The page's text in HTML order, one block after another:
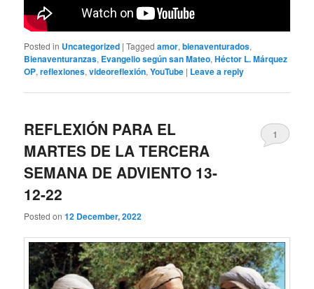
Posted in Uncategorized |Tagged amor,bienaventurados,
Bienaventuranzas, Evangelio según san Mateo,Héctor L. Márquez
OP,reflexiones,videoreflexión,YouTube | Leave a reply
REFLEXIÓN PARA EL
MARTES DE LA TERCERA
SEMANA DE ADVIENTO 13-
12-22
Posted on12 December, 2022
1